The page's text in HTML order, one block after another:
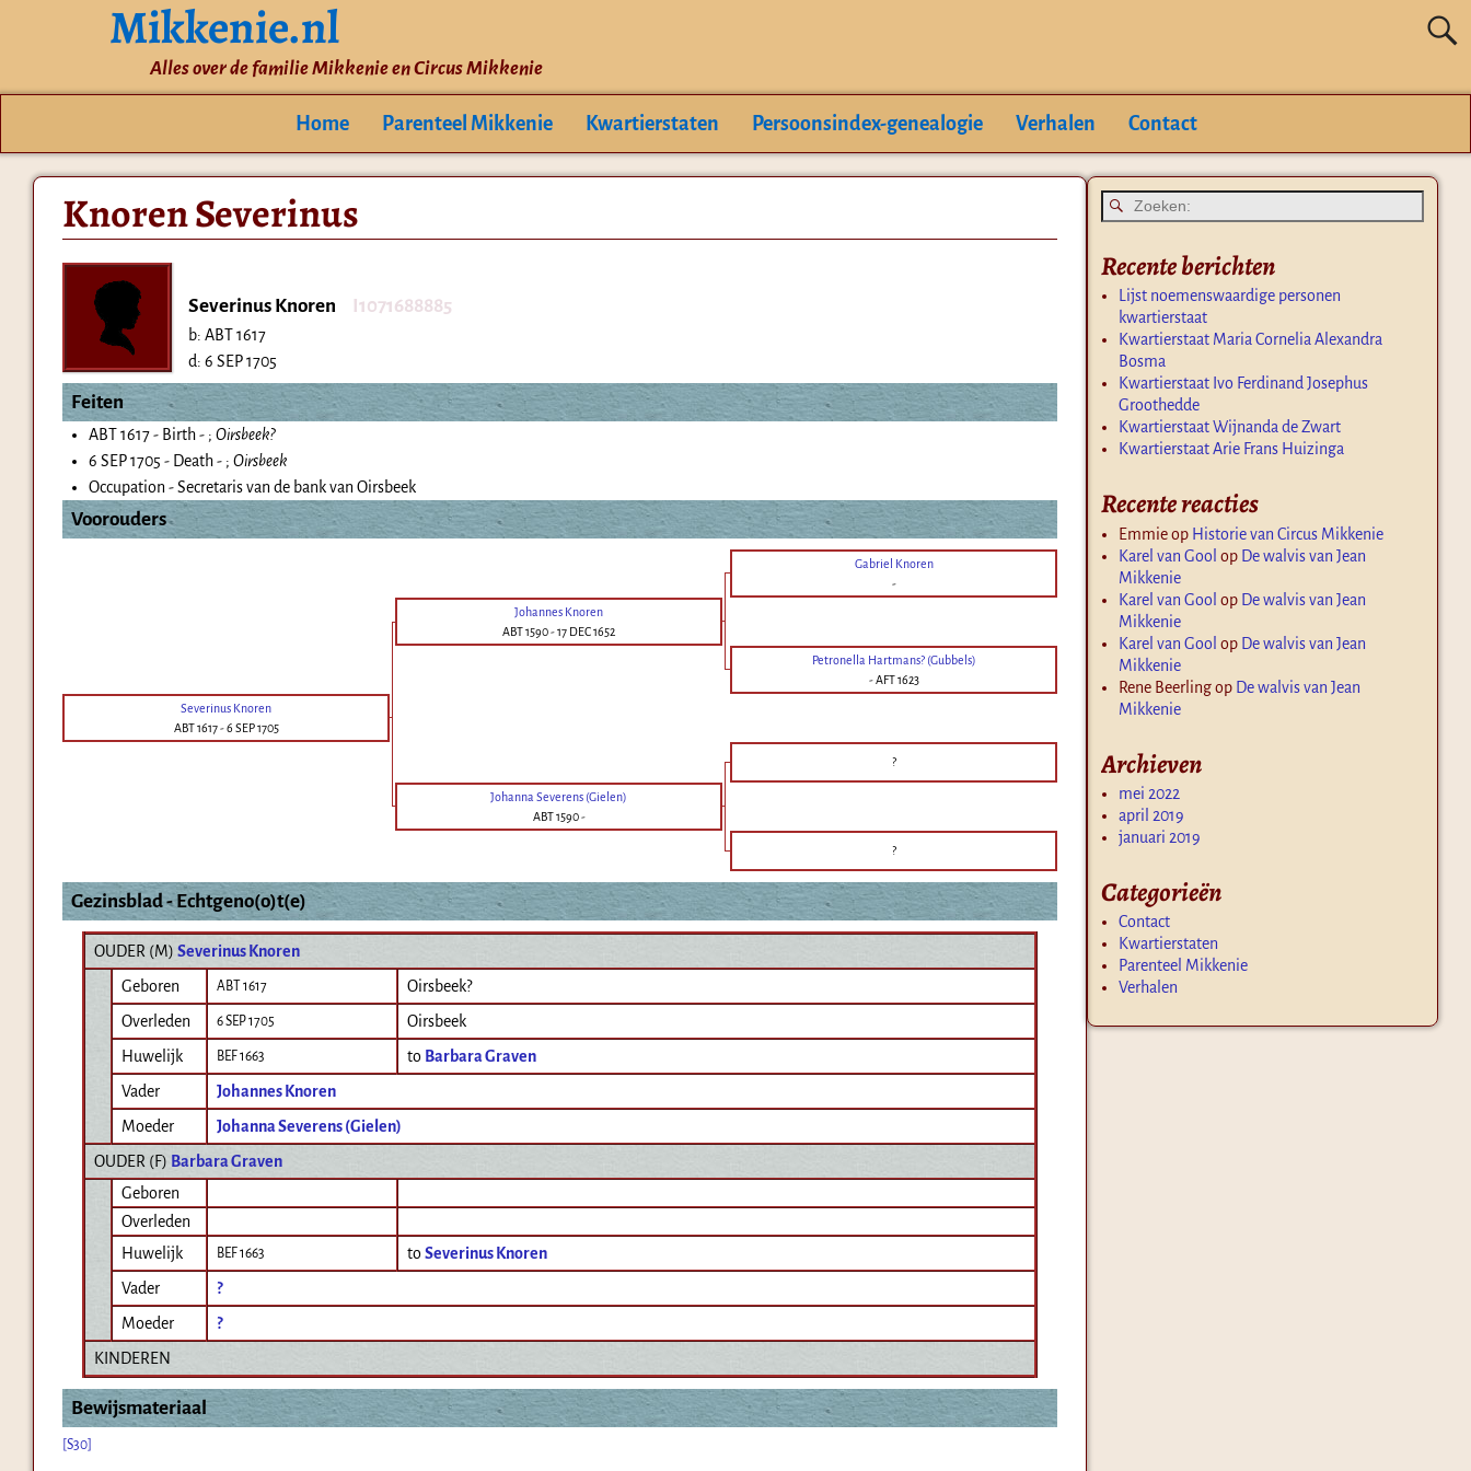
Mikkenie.nl
Alles over de familie Mikkenie en Circus Mikkenie
Home Parenteel Mikkenie Kwartierstaten Persoonsindex-genealogie Verhalen Contact
Knoren Severinus
Severinus Knoren I1071688885
b: ABT 1617
d: 6 SEP 1705
Feiten
ABT 1617 - Birth - ; Oirsbeek?
6 SEP 1705 - Death - ; Oirsbeek
Occupation - Secretaris van de bank van Oirsbeek
Voorouders
Gabriel Knoren
-
Johannes Knoren
ABT 1590-17 DEC 1652
Petronella Hartmans? (Gubbels)
-AFT 1623
Severinus Knoren
ABT 1617-6 SEP 1705
?
Johanna Severens (Gielen)
ABT 1590-
?
Gezinsblad - Echtgeno(o)t(e)
OUDER (M) Severinus Knoren
Geboren
ABT 1617
Oirsbeek?
Overleden
6 SEP 1705
Oirsbeek
Huwelijk
BEF 1663 to Barbara Graven
Vader
Johannes Knoren
Moeder
Johanna Severens (Gielen)
OUDER (F) Barbara Graven
Geboren
Overleden
Huwelijk
BEF 1663 toSeverinus Knoren
Vader
?
Moeder
?
KINDEREN
Bewijsmateriaal
[S30]
Recente berichten
Lijst noemenswaardige personen
kwartierstaat
Kwartierstaat Maria Cornelia Alexandra
Bosma
Kwartierstaat Ivo Ferdinand Josephus
Groothedde
Kwartierstaat Wijnanda de Zwart
Kwartierstaat Arie Frans Huizinga
Recente reacties
Emmieop Historie van Circus Mikkenie
Karel van Gool op De walvis van Jean
Mikkenie
Karel van Gool op De walvis van Jean
Mikkenie
Karel van Gool op De walvis van Jean
Mikkenie
Rene Beerlingop De walvis van Jean
Mikkenie
Archieven
mei 2022
april 2019
januari 2019
Categorieën
Contact
Kwartierstaten
Parenteel Mikkenie
Verhalen